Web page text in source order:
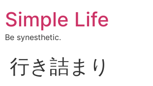
Simple Life
Be synesthetic.
行き詰まり